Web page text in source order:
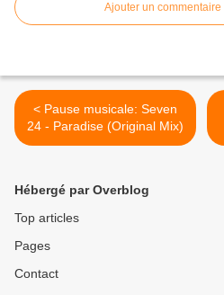
Ajouter un commentaire
< Pause musicale: Seven
24 - Paradise (Original Mix)
Hébergé par Overblog
Top articles
Pages
Contact